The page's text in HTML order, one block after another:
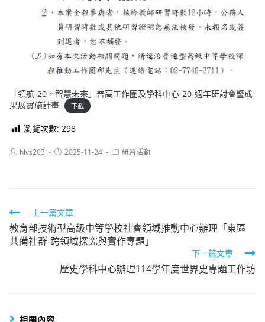
「領航-20，智慧未來」普高工作圈及學科中心-20-週年研討會暨成
果展實施計畫
下載
瀏覽次數: 298
Posthlvs203
Post2025-11-24
Post研習活動
Read
more
articles
上一篇文章
教育部技術型高級中等學校社會領域推動中心辦理「東區
共備社群-跨領域探究與實作專題」
下一篇文章
歷史學科中心辦理114學年度世界史專題工作坊
相關內容